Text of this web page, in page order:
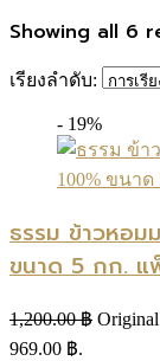
Showing all 6
เรียงลำดับ:
- 19%
ธรรม ข้าวหอ
ขนาด 5 กก.
1,200.00฿
969.00 ฿.